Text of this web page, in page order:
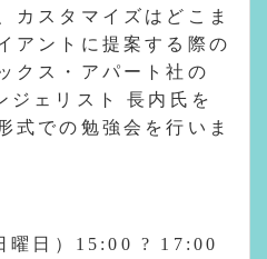
カスタマイズはどこま
アントに提案する際の
クス・アパート社の
ェリスト 長内氏を
式での勉強会を行いま
曜日）15:00 ? 17:00